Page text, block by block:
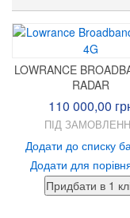
LOWRANCE
RADAR
110 000,00
ПІД
Додати до списку
Додати для